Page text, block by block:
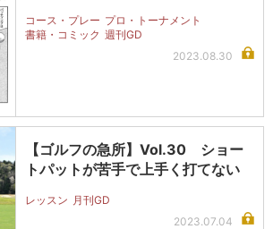
コース・プレー プロ・トーナメント
書籍・コミック 週刊GD
2023.08.30
【ゴルフの急所】Vol.30 ショー
トパットが苦手で上手く打てない
レッスン 月刊GD
2023.07.04